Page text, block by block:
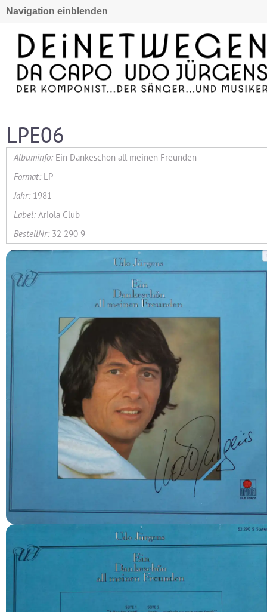
Navigation einblenden
LPE06
Ein Dankeschön all meinen Freunden
LP
1981
Ariola Club
32 290 9